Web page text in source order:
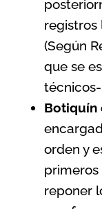
registros
(Según
que se
Botiquín
orden y
primeros
reponer